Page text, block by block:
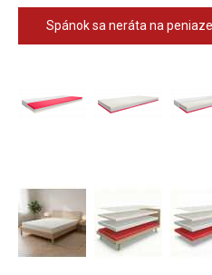
Spánok sa neráta na